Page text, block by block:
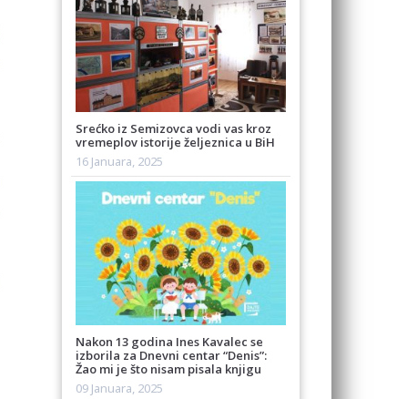
Srećko iz Semizovca vodi vas kroz
vremeplov istorije željeznica u BiH
16 Januara, 2025
Nakon 13 godina Ines Kavalec se
izborila za Dnevni centar “Denis”:
Žao mi je što nisam pisala knjigu
09 Januara, 2025